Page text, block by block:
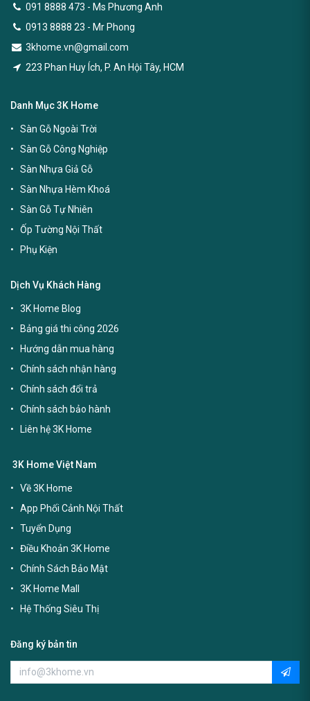
091 8888 473 - Ms Phương Anh
0913 8888 23 - Mr Phong
3khome.vn@gmail.com
223 Phan Huy Ích, P. An Hội Tây, HCM
Danh Mục 3K Home
Sàn Gỗ Ngoài Trời
Sàn Gỗ Công Nghiệp
Sàn Nhựa Giả Gỗ
Sàn Nhựa Hèm Khoá
Sàn Gỗ Tự Nhiên
Ốp Tường Nội Thất
Phụ Kiện
Dịch Vụ Khách Hàng
3K Home Blog
Bảng giá thi công 2026
Hướng dẫn mua hàng
Chính sách nhận hàng
Chính sách đổi trả
Chính sách bảo hành
Liên hệ 3K Home
3K Home Việt Nam
Về 3K Home
App Phối Cảnh Nội Thất
Tuyển Dụng
Điều Khoản 3K Home
Chính Sách Bảo Mật
3K Home Mall
Hệ Thống Siêu Thị
Đăng ký bản tin